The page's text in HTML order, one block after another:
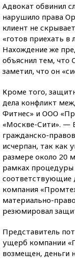
Адвокат обвинил
нарушило права
клиент не
«готов приехать в
Нахождение же
объяснил тем, что
заметил, что он
Кроме того,
дела конфликт
Фитнес» и ООО
«Москве-Сити». —
гражданско-
исчерпан, так
размере около 20
рамках процедуры
соответствующие
компания
материально-
резюмировал
Представитель
ущерб компании
возмещен, деньги